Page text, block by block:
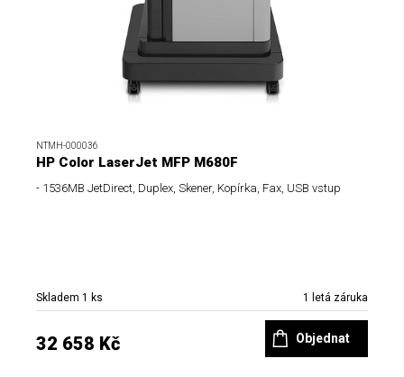
NTMH-000036
HP Color LaserJet MFP M680F
- 1536MB JetDirect, Duplex, Skener, Kopírka, Fax, USB vstup
Skladem 1 ks 1 letá záruka
32 658 Kč Objednat